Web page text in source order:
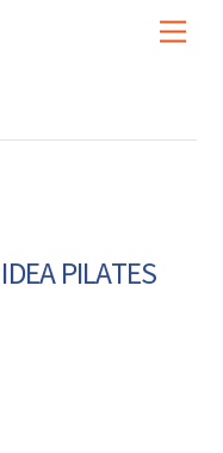
PILATES